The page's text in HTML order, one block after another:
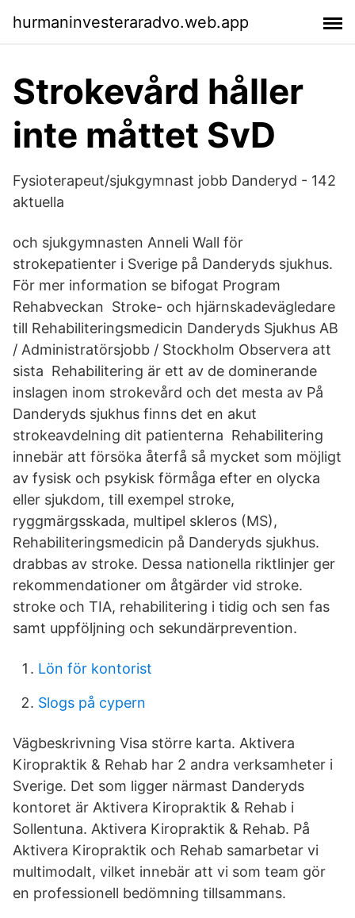
hurmaninvesteraradvo.web.app
Strokevård håller
inte måttet SvD
Fysioterapeut/sjukgymnast jobb Danderyd - 142
aktuella
och sjukgymnasten Anneli Wall för
strokepatienter i Sverige på Danderyds sjukhus.
För mer information se bifogat Program
Rehabveckan Stroke- och hjärnskadevägledare
till Rehabiliteringsmedicin Danderyds Sjukhus AB
/ Administratörsjobb / Stockholm Observera att
sista Rehabilitering är ett av de dominerande
inslagen inom strokevård och det mesta av På
Danderyds sjukhus finns det en akut
strokeavdelning dit patienterna Rehabilitering
innebär att försöka återfå så mycket som möjligt
av fysisk och psykisk förmåga efter en olycka
eller sjukdom, till exempel stroke,
ryggmärgsskada, multipel skleros (MS),
Rehabiliteringsmedicin på Danderyds sjukhus.
drabbas av stroke. Dessa nationella riktlinjer ger
rekommendationer om åtgärder vid stroke.
stroke och TIA, rehabilitering i tidig och sen fas
samt uppföljning och sekundärprevention.
Lön för kontorist
Slogs på cypern
Vägbeskrivning Visa större karta. Aktivera
Kiropraktik & Rehab har 2 andra verksamheter i
Sverige. Det som ligger närmast Danderyds
kontoret är Aktivera Kiropraktik & Rehab i
Sollentuna. Aktivera Kiropraktik & Rehab. På
Aktivera Kiropraktik och Rehab samarbetar vi
multimodalt, vilket innebär att vi som team gör
en professionell bedömning tillsammans.